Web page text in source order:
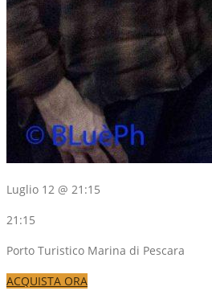
Luglio 12 @ 21:15
21:15
Porto Turistico Marina di Pescara
ACQUISTA ORA